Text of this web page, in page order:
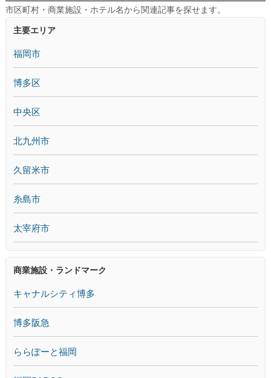
市区町村・商業施設・ホテル名から関連記事を探せます。
主要エリア
福岡市
博多区
中央区
北九州市
久留米市
糸島市
太宰府市
商業施設・ランドマーク
キャナルシティ博多
博多阪急
ららぽーと福岡